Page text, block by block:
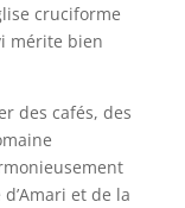
cruciforme
mérite bien
des cafés, des
et de la